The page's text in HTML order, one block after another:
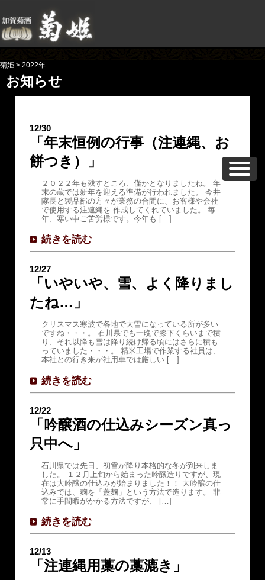
菊姫 > 2022年
お知らせ
12/30
「年末恒例の行事（注連縄、お
餅つき）」
２０２２年も残すところ、僅かとなりましたね。 年
末の蔵では新年を迎える準備が行われました。 今井
隊長と製品部の方々が業務の合間に、お客様や会社
で使用する注連縄を 作成してくれていました。 毎
年、寒い中ご苦労様です。今年も […]
続きを読む
12/27
「いやいや、雪、よく降りまし
たね…」
クリスマス寒波で各地で大雪になっている所が多い
ですね・・・。 石川県でも一晩で膝下くらいまで積
り、それ以降も雪は降り続け帰る頃にはさらに積も
っていました・・・。 精米工場で作業する社員は、
本社との行き来が社用車では厳しい […]
続きを読む
12/22
「吟醸酒の仕込みシーズン真っ
只中へ」
石川県では先日、初雪が降り本格的な冬が到来しま
した。 １２月上旬から始まった吟醸造りですが、現
在は大吟醸の仕込みが始まりました！！ 大吟醸の仕
込みでは、麹を「蓋麹」という方法で造ります。 非
常に手間暇がかかる方法ですが、 […]
続きを読む
12/13
「注連縄用藁の藁漉き」